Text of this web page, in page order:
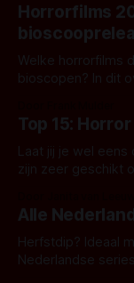
Horrorfilms
Welke horrorfilms
bioscopen? In dit
Top 15:
Laat jij je wel eens
zijn zeer geschikt
Alle
Herfstdip? Ideaal
Nederlandse series te bingen! Bij